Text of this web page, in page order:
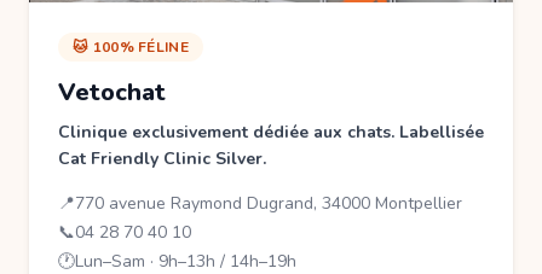
🐱 100% FÉLINE
Vetochat
Clinique exclusivement dédiée aux chats. Labellisée
Cat Friendly Clinic Silver.
📍770 avenue Raymond Dugrand, 34000 Montpellier
📞04 28 70 40 10
🕐Lun–Sam · 9h–13h / 14h–19h